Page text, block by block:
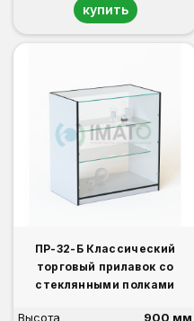
купить
ПР-32-Б Классический
торговый прилавок со
стеклянными полками
Высота 900 мм